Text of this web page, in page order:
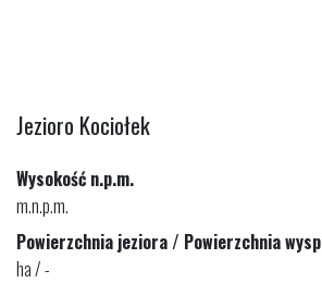
Jezioro Kociołek
Wysokość n.p.m.
m.n.p.m.
Powierzchnia jeziora / Powierzchnia wysp
ha / -